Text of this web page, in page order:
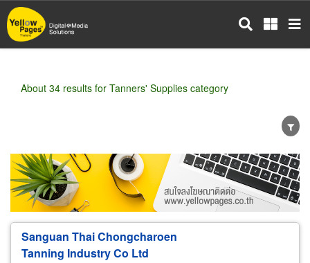
Skip
to
main
About 34 results for Tanners' Supplies category
Wholesale Retail Manufacturer
Dealer
Exporter/Importer
Service Business
Sanguan Thai Chongcharoen
Tanning Industry Co Ltd